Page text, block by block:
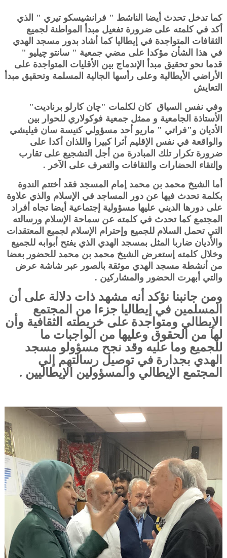
كما تدخل تحدث أيضا الناشط " فرانشيسكو تيري " الذي
أكد في كلمته على ضرورة تفعيل مبدأ المواطنة لجميع
الثقافات المتواجدة في إيطاليا كما أشاد بدور مسجد الهدي
في هذا الشأن مؤكدا على مضي جمعية " سانتو چيليو "
قدما نحو تحقيق مبدأ الإندماج بين الأقليات المتواجدة على
الأراضي الأيطالية وعلى رأسها الجالية المسلمة وتحقيق مبدأ
التعايش
وفي نفس السياق كان لكلمات "چان كارلو برناديت"
الأستاذة الجامعية و ممثل جمعية فوكولاري للحوار بين
الأديان و"فراتي " ماريو أحد مسؤولي كنيسة سان فيليشي
والواقعة في نفس الإقليم أثرا كبيرا واللذان أكدا على
ضرورة تكرار تلك المبادرة من أجل التشجيع على تقارب
وإلتقاء الحضارات والثقافات والتعرف على الآخر .
أما الشيخ محمد بن محمد إمام المسجد فقد أختتم الندوة
بكلمة تحدث فيها عن دور المساجد في الإسلام والذي علاوة
على دورها الديني عليها مسؤولية إجتماعية أيضا تجاه أفراد
المجتمع كما تحدث في كلمته عن سماحة الإسلام ورسالته
التي تحمل السلام للجميع وإحترام الإسلام لجميع المعتقدات
والأديان ضاربا المثل بمسجد الهدي الذي يفتح أبوابه للجميع
وخلال كلمته إستعرض الشيخ محمد بن محمد للحضور بعضا
من أنشطة مسجد الهدي موثقة بالصور عبر شاشة عرض
والتي أبهرت الحضور والمشاركين .
ومن جانبنا نؤكد أنه مشهد ذات دلالة على أن
المسلمين في إيطاليا جزءا من المجتمع
الإيطالي ومتواجدة على خريطته الثقافية وأن
لها من الحقوق وعليها من الواجبات ما
للجميع وما عليه وقد نجح مسؤولو مسجد
الهدي بجدارة في توصيل رسالتهم إلي
المجتمع الإيطالي والمسؤولين الإيطاليين .